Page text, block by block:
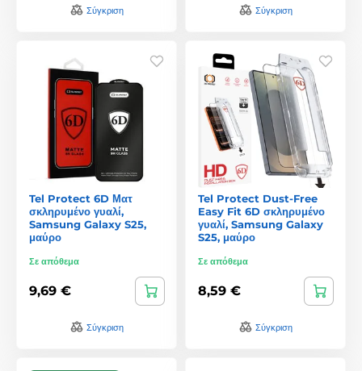
Σύγκριση Σύγκριση
Tel Protect 6D Ματ
σκληρυμένο γυαλί,
Samsung Galaxy S25,
μαύρο
Σε απόθεμα
9,69 €
Σύγκριση
Tel Protect Dust-Free
Easy Fit 6D σκληρυμένο
γυαλί, Samsung Galaxy
S25, μαύρο
Σε απόθεμα
8,59 €
Σύγκριση